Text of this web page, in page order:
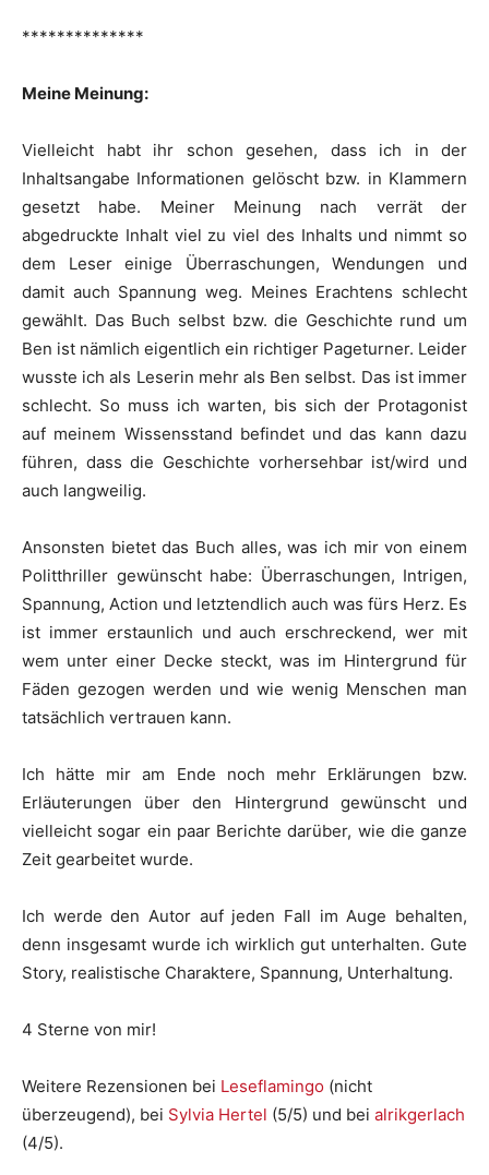
**************
Meine Meinung:
Vielleicht habt ihr schon gesehen, dass ich in der
Inhaltsangabe Informationen gelöscht bzw. in Klammern
gesetzt habe. Meiner Meinung nach verrät der
abgedruckte Inhalt viel zu viel des Inhalts und nimmt so
dem Leser einige Überraschungen, Wendungen und
damit auch Spannung weg. Meines Erachtens schlecht
gewählt. Das Buch selbst bzw. die Geschichte rund um
Ben ist nämlich eigentlich ein richtiger Pageturner. Leider
wusste ich als Leserin mehr als Ben selbst. Das ist immer
schlecht. So muss ich warten, bis sich der Protagonist
auf meinem Wissensstand befindet und das kann dazu
führen, dass die Geschichte vorhersehbar ist/wird und
auch langweilig.
Ansonsten bietet das Buch alles, was ich mir von einem
Politthriller gewünscht habe: Überraschungen, Intrigen,
Spannung, Action und letztendlich auch was fürs Herz. Es
ist immer erstaunlich und auch erschreckend, wer mit
wem unter einer Decke steckt, was im Hintergrund für
Fäden gezogen werden und wie wenig Menschen man
tatsächlich vertrauen kann.
Ich hätte mir am Ende noch mehr Erklärungen bzw.
Erläuterungen über den Hintergrund gewünscht und
vielleicht sogar ein paar Berichte darüber, wie die ganze
Zeit gearbeitet wurde.
Ich werde den Autor auf jeden Fall im Auge behalten,
denn insgesamt wurde ich wirklich gut unterhalten. Gute
Story, realistische Charaktere, Spannung, Unterhaltung.
4 Sterne von mir!
Weitere Rezensionen bei Leseflamingo (nicht
überzeugend), bei Sylvia Hertel (5/5) und bei alrikgerlach
(4/5).